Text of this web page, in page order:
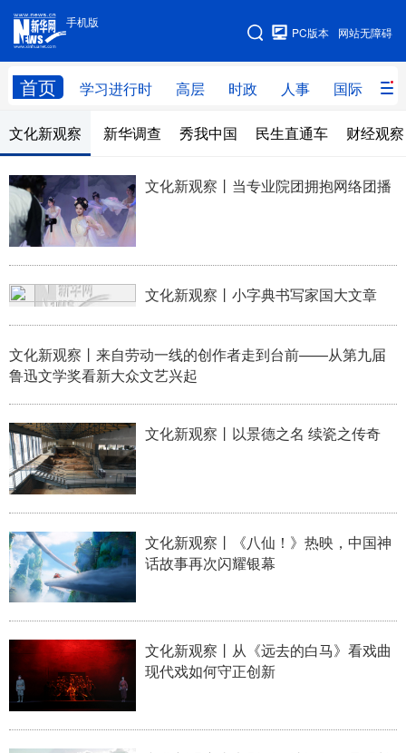
手机版
网站无障碍
PC版本
首页 学习进行时 高层 时政 人事 国际 财
手机版
网站地图
学习进行时 高层 时政 人事
国际 财经 网评
台湾 思客智库
科技
文化 书画 健康 军事
访谈 视频 图片 政务
法律 中央文件 金融 汽车
食品 人居 信息化 数字经济
学术中国 乡村振兴 银龄 溯源中国
城市
彩票 娱乐 时尚 悦读
公益 一带一路 亚太网 上市公司
文化产业
地方频道
北京
文化新观察 新华调查 秀我中国 民生直通车 财经观察
文化新观察丨当专业院团拥抱网络团播
文化新观察丨小字典书写家国大文章
文化新观察丨来自劳动一线的创作者走到台前——从第九届
鲁迅文学奖看新大众文艺兴起
文化新观察丨以景德之名 续瓷之传奇
文化新观察丨《八仙！》热映，中国神
话故事再次闪耀银幕
文化新观察丨从《远去的白马》看戏曲
现代戏如何守正创新